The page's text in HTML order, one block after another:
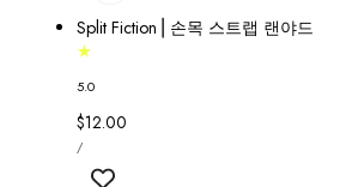
Split Fiction⎟ 손목 스트랩 랜야드
5.0
정
가
$12.00
단
가/당